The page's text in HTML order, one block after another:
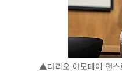
▲다리오 아모데이 앤스